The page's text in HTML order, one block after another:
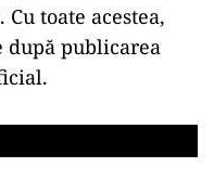
toate acestea,
după publicarea